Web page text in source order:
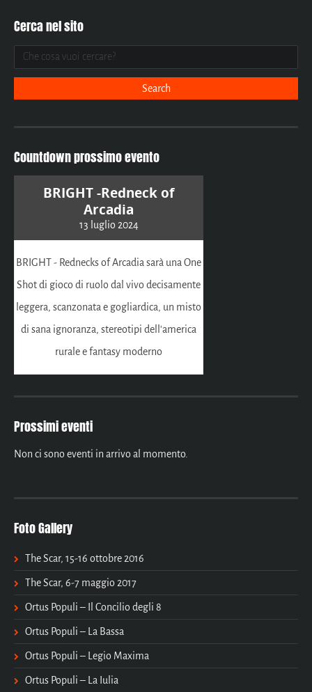
Cerca nel sito
Countdown prossimo evento
BRIGHT -Redneck of
Arcadia
13 luglio 2024
BRIGHT - Rednecks of Arcadia sarà una One
Shot di gioco di ruolo dal vivo decisamente
leggera, scanzonata e gogliardica, un misto
di sana ignoranza, stereotipi dell'america
rurale e fantasy moderno
Prossimi eventi
Non ci sono eventi in arrivo al momento.
Foto Gallery
The Scar, 15-16 ottobre 2016
The Scar, 6-7 maggio 2017
Ortus Populi – Il Concilio degli 8
Ortus Populi – La Bassa
Ortus Populi – Legio Maxima
Ortus Populi – La Iulia